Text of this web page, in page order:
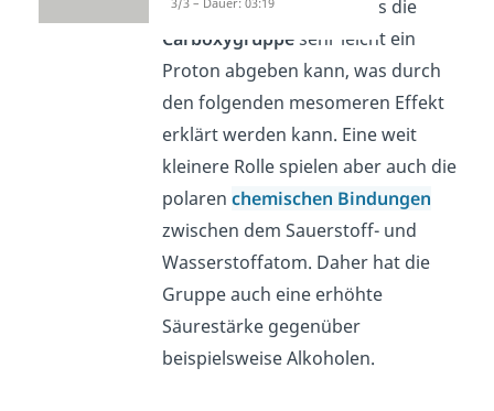
Festzuhalten ist noch, dass die
Carboxygruppesehr leicht ein
Proton abgeben kann, was durch
den folgenden mesomeren Effekt
erklärt werden kann. Eine weit
kleinere Rolle spielen aber auch die
polarenchemischen Bindungen
zwischen dem Sauerstoff- und
Wasserstoffatom. Daher hat die
Gruppe auch eine erhöhte
Säurestärke gegenüber
beispielsweise Alkoholen.